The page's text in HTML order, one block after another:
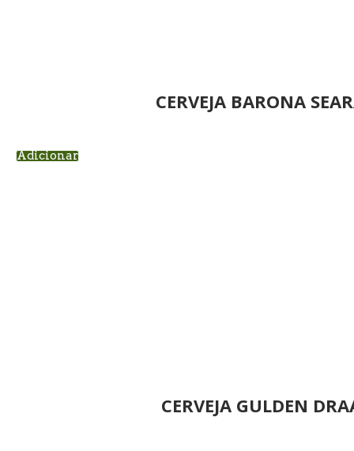
CERVEJA BARONA
Adicionar
CERVEJA GULDEN